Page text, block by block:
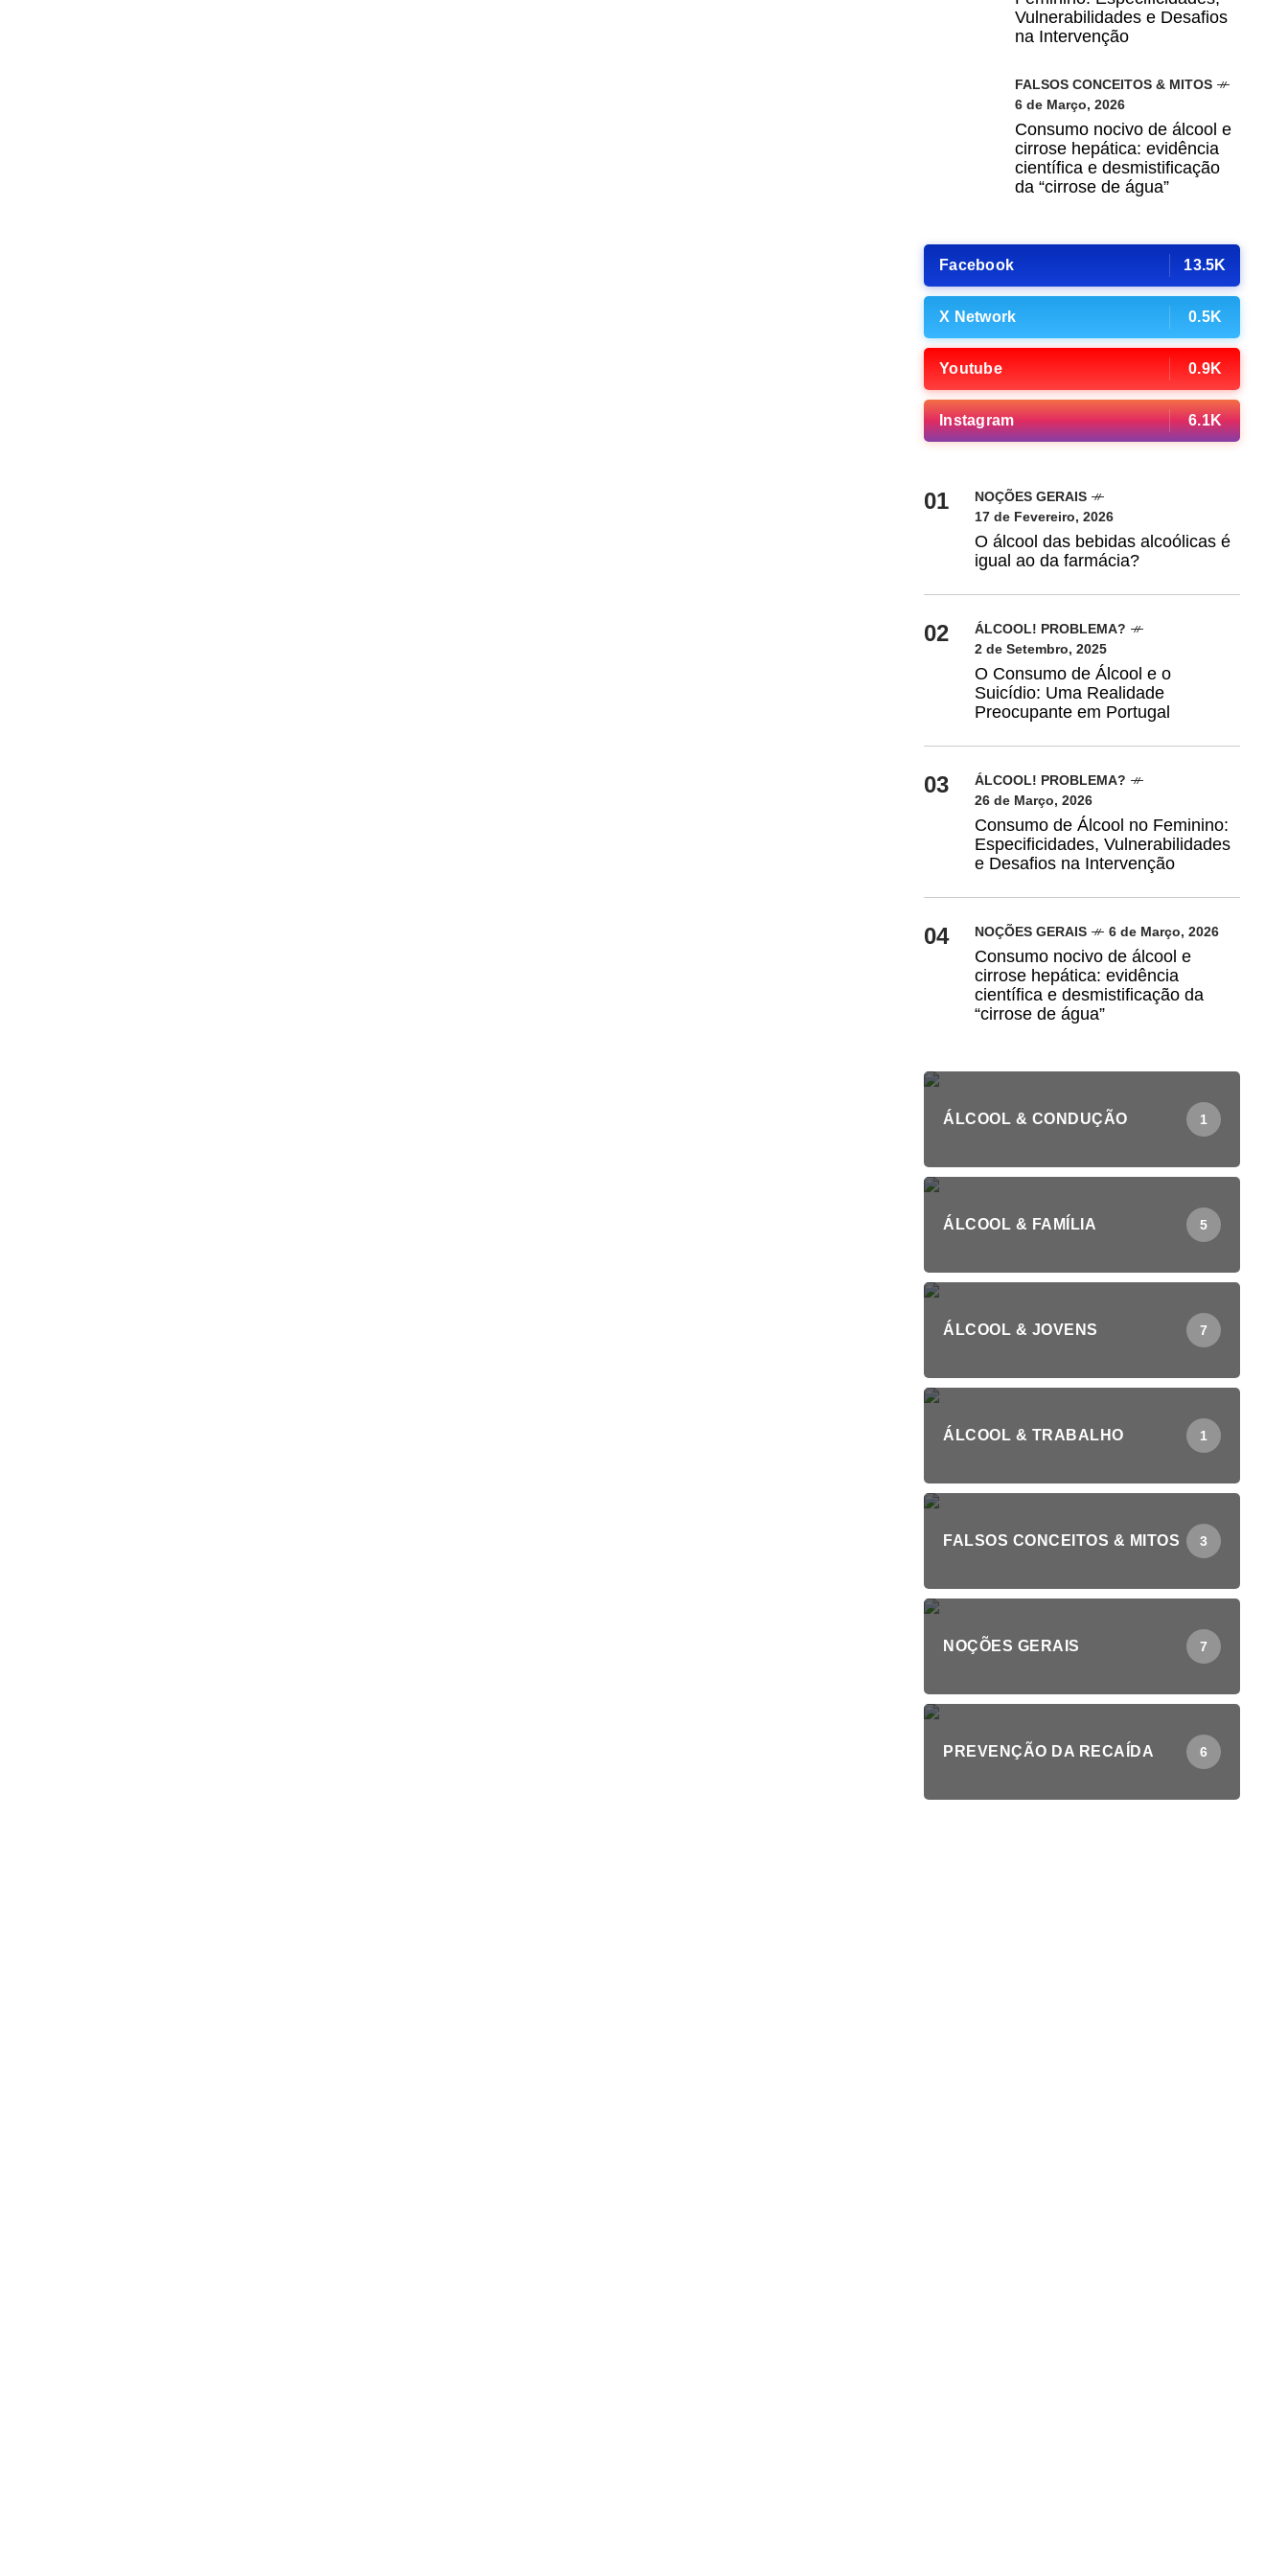
Vulnerabilidades e Desafios
na Intervenção
FALSOS CONCEITOS & MITOS
6 de Março, 2026
Consumo nocivo de álcool e
cirrose hepática: evidência
científica e desmistificação
da “cirrose de água”
Facebook 13.5K
X Network 0.5K
Youtube 0.9K
Instagram 6.1K
01
NOÇÕES GERAIS
17 de Fevereiro, 2026
O álcool das bebidas alcoólicas é
igual ao da farmácia?
02
ÁLCOOL! PROBLEMA?
2 de Setembro, 2025
O Consumo de Álcool e o
Suicídio: Uma Realidade
Preocupante em Portugal
03
ÁLCOOL! PROBLEMA?
26 de Março, 2026
Consumo de Álcool no Feminino:
Especificidades, Vulnerabilidades
e Desafios na Intervenção
04 NOÇÕES GERAIS 6 de Março, 2026
Consumo nocivo de álcool e
cirrose hepática: evidência
científica e desmistificação da
“cirrose de água”
ÁLCOOL & CONDUÇÃO 1
ÁLCOOL & FAMÍLIA 5
ÁLCOOL & JOVENS 7
ÁLCOOL & TRABALHO 1
FALSOS CONCEITOS & MITOS 3
NOÇÕES GERAIS 7
PREVENÇÃO DA RECAÍDA 6